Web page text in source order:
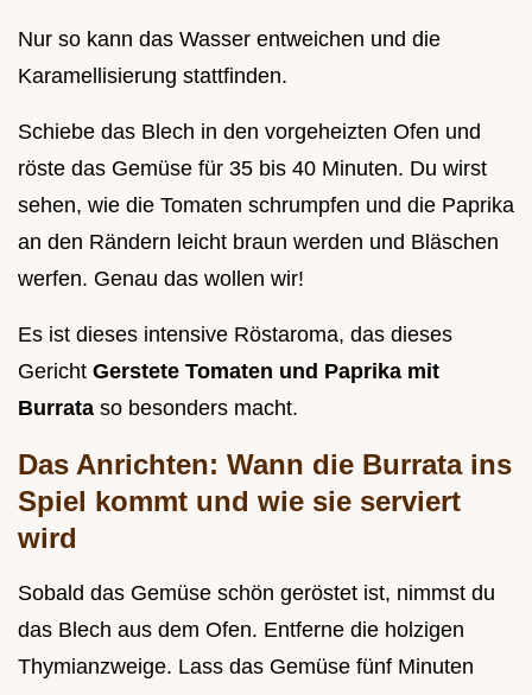
Nur so kann das Wasser entweichen und die
Karamellisierung stattfinden.
Schiebe das Blech in den vorgeheizten Ofen und
röste das Gemüse für 35 bis 40 Minuten. Du wirst
sehen, wie die Tomaten schrumpfen und die Paprika
an den Rändern leicht braun werden und Bläschen
werfen. Genau das wollen wir!
Es ist dieses intensive Röstaroma, das dieses
Gericht Gerstete Tomaten und Paprika mit
Burrata so besonders macht.
Das Anrichten: Wann die Burrata ins
Spiel kommt und wie sie serviert
wird
Sobald das Gemüse schön geröstet ist, nimmst du
das Blech aus dem Ofen. Entferne die holzigen
Thymianzweige. Lass das Gemüse fünf Minuten